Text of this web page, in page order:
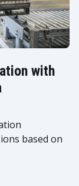
with
based on